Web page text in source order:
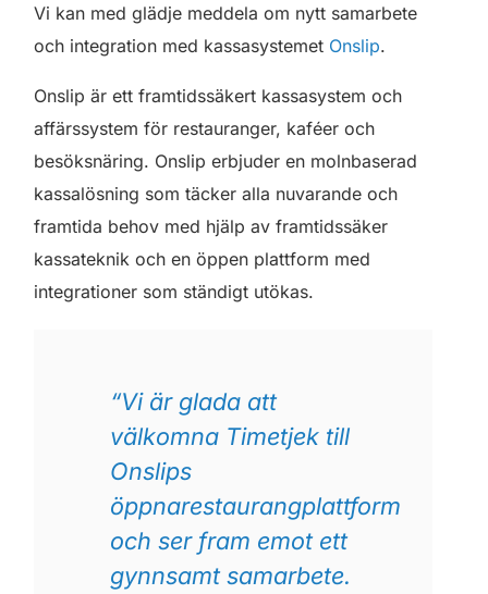
Vi kan med glädje meddela om nytt samarbete
och integration med kassasystemet Onslip.
Onslip är ett framtidssäkert kassasystem och
affärssystem för restauranger, kaféer och
besöksnäring. Onslip erbjuder en molnbaserad
kassalösning som täcker alla nuvarande och
framtida behov med hjälp av framtidssäker
kassateknik och en öppen plattform med
integrationer som ständigt utökas.
“Vi är glada att
välkomna Timetjek till
Onslips
öppnarestaurangplattform
och ser fram emot ett
gynnsamt samarbete.